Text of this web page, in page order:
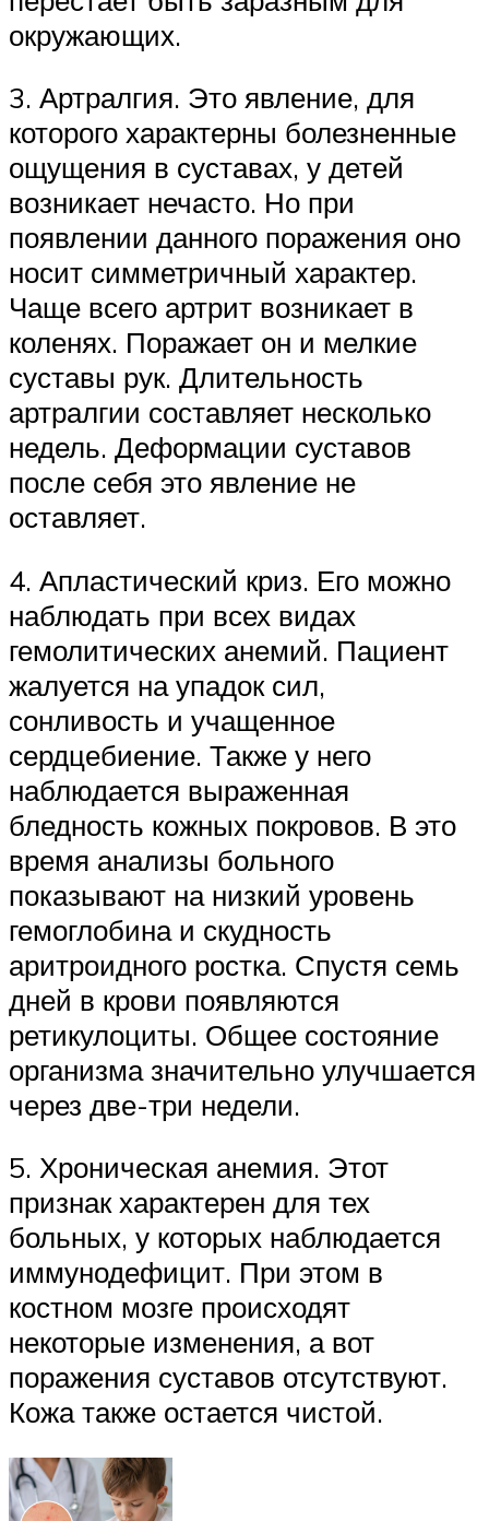
окружающих.
3. Артралгия. Это явление, для
которого характерны болезненные
ощущения в суставах, у детей
возникает нечасто. Но при
появлении данного поражения оно
носит симметричный характер.
Чаще всего артрит возникает в
коленях. Поражает он и мелкие
суставы рук. Длительность
артралгии составляет несколько
недель. Деформации суставов
после себя это явление не
оставляет.
4. Апластический криз. Его можно
наблюдать при всех видах
гемолитических анемий. Пациент
жалуется на упадок сил,
сонливость и учащенное
сердцебиение. Также у него
наблюдается выраженная
бледность кожных покровов. В это
время анализы больного
показывают на низкий уровень
гемоглобина и скудность
аритроидного ростка. Спустя семь
дней в крови появляются
ретикулоциты. Общее состояние
организма значительно улучшается
через две-три недели.
5. Хроническая анемия. Этот
признак характерен для тех
больных, у которых наблюдается
иммунодефицит. При этом в
костном мозге происходят
некоторые изменения, а вот
поражения суставов отсутствуют.
Кожа также остается чистой.